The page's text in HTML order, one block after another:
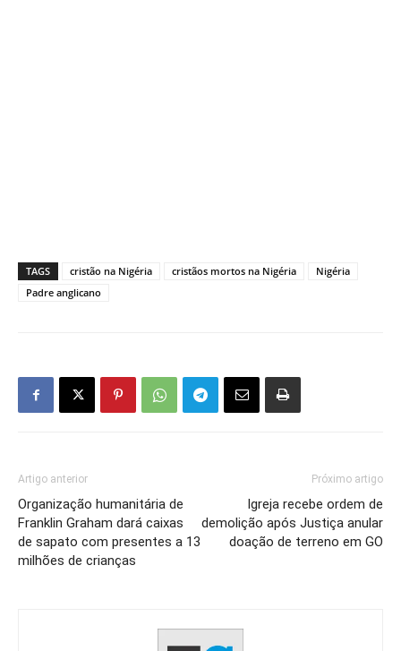
TAGS cristão na Nigéria cristãos mortos na Nigéria
Nigéria
Padre anglicano
Artigo anterior
Organização humanitária de
Franklin Graham dará caixas
de sapato com presentes a 13
milhões de crianças
Próximo artigo
Igreja recebe ordem de
demolição após Justiça anular
doação de terreno em GO